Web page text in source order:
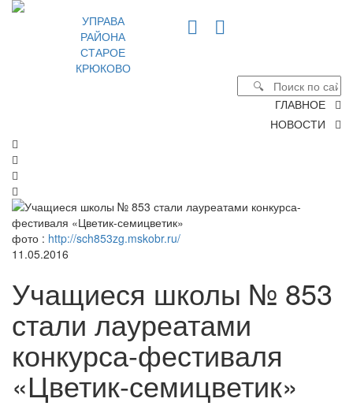
УПРАВА
РАЙОНА
СТАРОЕ
КРЮКОВО
ГЛАВНОЕ
НОВОСТИ
фото : http://sch853zg.mskobr.ru/
11.05.2016
Учащиеся школы № 853
стали лауреатами
конкурса-фестиваля
«Цветик-семицветик»